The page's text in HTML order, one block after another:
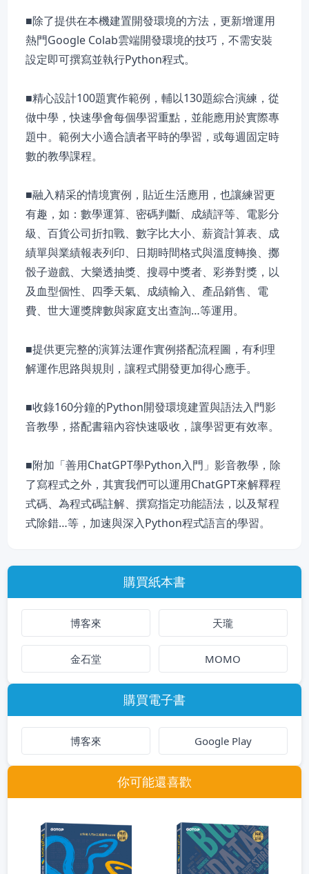
■除了提供在本機建置開發環境的方法，更新增運用
熱門Google Colab雲端開發環境的技巧，不需安裝
設定即可撰寫並執行Python程式。
■精心設計100題實作範例，輔以130題綜合演練，從
做中學，快速學會每個學習重點，並能應用於實際專
題中。範例大小適合讀者平時的學習，或每週固定時
數的教學課程。
■融入精采的情境實例，貼近生活應用，也讓練習更
有趣，如：數學運算、密碼判斷、成績評等、電影分
級、百貨公司折扣戰、數字比大小、薪資計算表、成
績單與業績報表列印、日期時間格式與溫度轉換、擲
骰子遊戲、大樂透抽獎、搜尋中獎者、彩券對獎，以
及血型個性、四季天氣、成績輸入、產品銷售、電
費、世大運獎牌數與家庭支出查詢…等運用。
■提供更完整的演算法運作實例搭配流程圖，有利理
解運作思路與規則，讓程式開發更加得心應手。
■收錄160分鐘的Python開發環境建置與語法入門影
音教學，搭配書籍內容快速吸收，讓學習更有效率。
■附加「善用ChatGPT學Python入門」影音教學，除
了寫程式之外，其實我們可以運用ChatGPT來解釋程
式碼、為程式碼註解、撰寫指定功能語法，以及幫程
式除錯…等，加速與深入Python程式語言的學習。
購買紙本書
博客來 天瓏
金石堂 MOMO
購買電子書
博客來 Google Play
你可能還喜歡